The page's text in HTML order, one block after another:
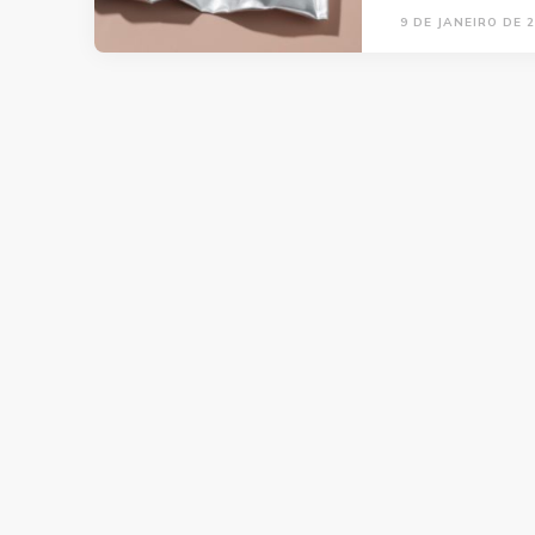
9 DE JANEIRO DE